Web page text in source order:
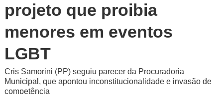
projeto que proibia
menores em eventos
LGBT
Cris Samorini (PP) seguiu parecer da Procuradoria
Municipal, que apontou inconstitucionalidade e invasão de
competência